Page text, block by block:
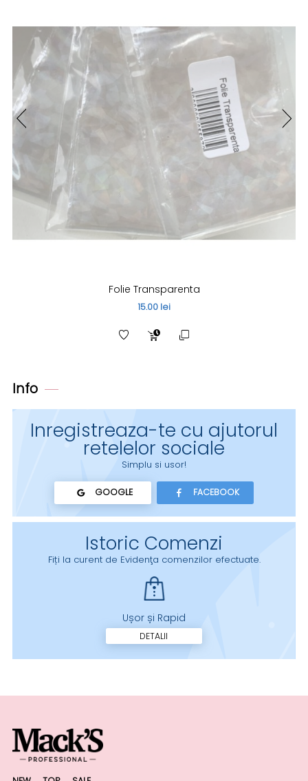
Folie Transparenta
15.00 lei
Info
Inregistreaza-te cu ajutorul
retelelor sociale
Simplu si usor!
GOOGLE FACEBOOK
Istoric Comenzi
Fiți la curent de Evidenţa comenzilor efectuate.
Ușor și Rapid
DETALII